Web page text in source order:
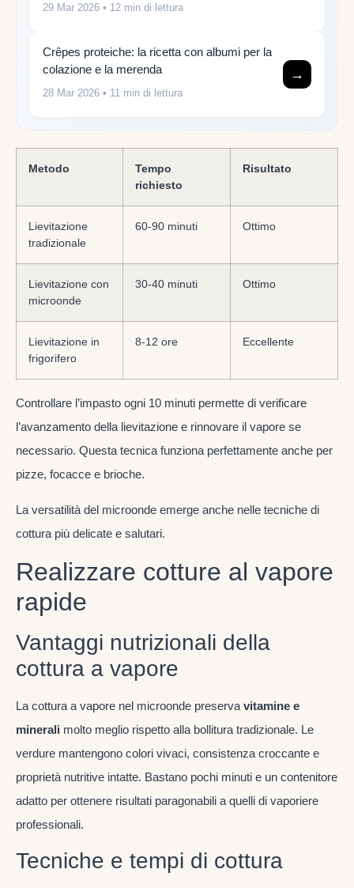
29 Mar 2026 • 12 min di lettura
Crêpes proteiche: la ricetta con albumi per la
colazione e la merenda
28 Mar 2026 • 11 min di lettura
→
Metodo
Tempo
richiesto
Risultato
Lievitazione
tradizionale
60-90 minuti Ottimo
Lievitazione con
microonde
30-40 minuti Ottimo
Lievitazione in
frigorifero
8-12 ore Eccellente
Controllare l’impasto ogni 10 minuti permette di verificare
l’avanzamento della lievitazione e rinnovare il vapore se
necessario. Questa tecnica funziona perfettamente anche per
pizze, focacce e brioche.
La versatilità del microonde emerge anche nelle tecniche di
cottura più delicate e salutari.
Realizzare cotture al vapore
rapide
Vantaggi nutrizionali della
cottura a vapore
La cottura a vapore nel microonde preserva vitamine e
minerali molto meglio rispetto alla bollitura tradizionale. Le
verdure mantengono colori vivaci, consistenza croccante e
proprietà nutritive intatte. Bastano pochi minuti e un contenitore
adatto per ottenere risultati paragonabili a quelli di vaporiere
professionali.
Tecniche e tempi di cottura